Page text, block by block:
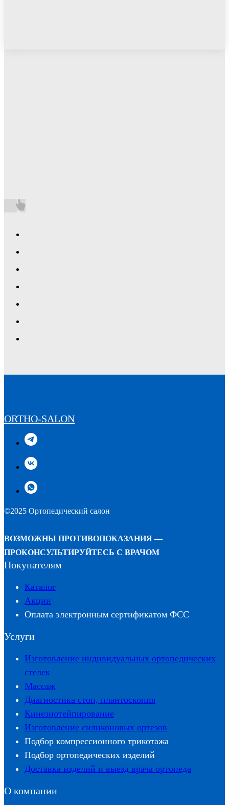
ORTHO-SALON
©2025 Ортопедический салон
ВОЗМОЖНЫ ПРОТИВОПОКАЗАНИЯ —
ПРОКОНСУЛЬТИРУЙТЕСЬ С ВРАЧОМ
Покупателям
Каталог
Акции
Оплата электронным сертификатом ФСС
Услуги
Изготовление индивидуальных ортопедических
стелек
Массаж
Диагностика стоп, плантоскопия
Кинезиотейпирование
Изготовление силиконовых ортезов
Подбор компрессионного трикотажа
Подбор ортопедических изделий
Доставка изделий и выезд врача ортопеда
О компании